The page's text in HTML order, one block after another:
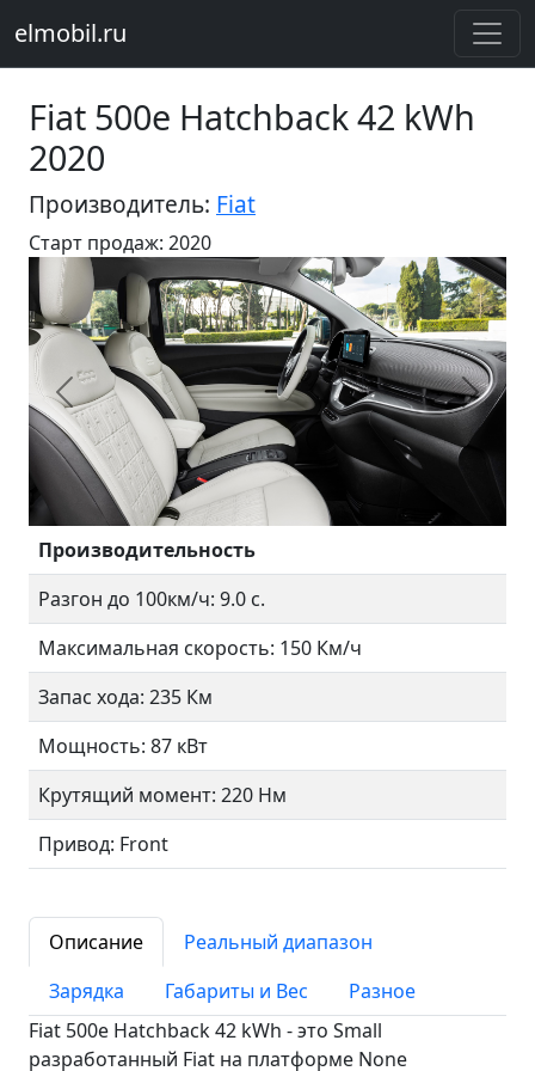
elmobil.ru
Fiat 500e Hatchback 42 kWh
2020
Производитель: Fiat
Старт продаж: 2020
Предыдущий
Производительность
Разгон до 100км/ч: 9.0 с.
Максимальная скорость: 150 Км/ч
Запас хода: 235 Км
Мощность: 87 кВт
Крутящий момент: 220 Нм
Привод: Front
Описание
Реальный диапазон
Зарядка
Габариты и Вес
Разное
Fiat 500e Hatchback 42 kWh - это Small
разработанный Fiat на платформе None